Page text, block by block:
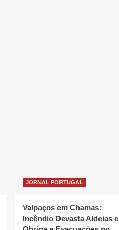
JORNAL PORTUGAL
Valpaços em Chamas:
Incêndio Devasta Aldeias e